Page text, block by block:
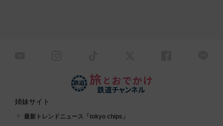
姉妹サイト
最新トレンドニュース「tokyo chips」